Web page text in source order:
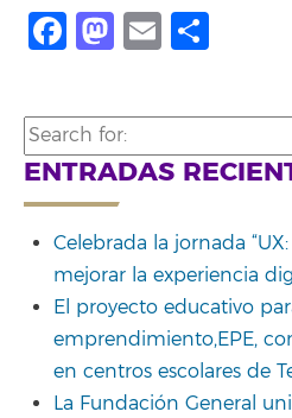
Facebook
Mastodon
Email
Search
for:
ENTRADAS
Celebrada la jornada
mejorar la experiencia
El proyecto educativo
emprendimiento,EPE,
en centros escolares de
La Fundación General